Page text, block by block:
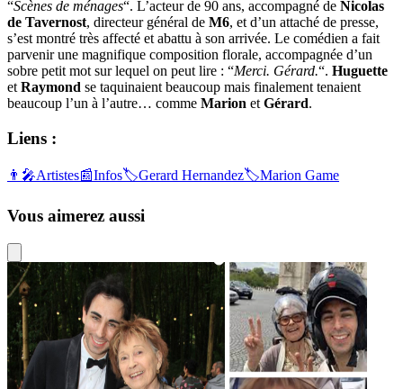
“Scènes de ménages“. L’acteur de 90 ans, accompagné de Nicolas
de Tavernost, directeur général de M6, et d’un attaché de presse,
s’est montré très affecté et abattu à son arrivée. Le comédien a fait
parvenir une magnifique composition florale, accompagnée d’un
sobre petit mot sur lequel on peut lire : “Merci. Gérard.“. Huguette
et Raymond se taquinaient beaucoup mais finalement tenaient
beaucoup l’un à l’autre… comme Marion et Gérard.
Liens :
👨‍🎤Artistes📰Infos🏷️Gerard Hernandez🏷️Marion Game
Vous aimerez aussi